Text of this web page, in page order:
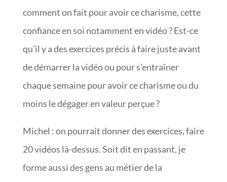
comment on fait pour avoir ce charisme, cette
confiance en soi notamment en vidéo ? Est-ce
qu’il y a des exercices précis à faire juste avant
de démarrer la vidéo ou pour s’entraîner
chaque semaine pour avoir ce charisme ou du
moins le dégager en valeur perçue ?
Michel : on pourrait donner des exercices, faire
20 vidéos là-dessus. Soit dit en passant, je
forme aussi des gens au métier de la